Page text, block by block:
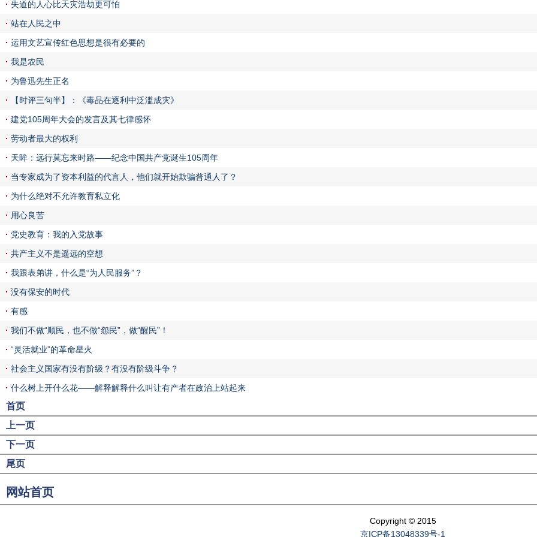
失道的人心比天灾浩劫更可怕
站在人民之中
运用文艺宣传红色思想是很有必要的
我是农民
为鲁迅先生正名
【时评三句半】：《毒品在逐利中泛滥成灾》
建党105周年大会的发言及其七律感怀
劳动者最大的权利
天眸：远行莫忘来时路——纪念中国共产党诞生105周年
当专家成为了资本利益的代言人，他们就开始欺骗普通人了？
为什么绝对不允许教育私立化
用心良苦
党史教育：我的入党故事
共产主义不是遥远的空想
我跟表弟讲，什么是“为人民服务”？
没有保安的时代
有感
我们不做“顺民，也不做“怨民”，做“醒民”！
“灵活就业”的革命星火
社会主义国家有没有阶级？有没有阶级斗争？
什么树上开什么花——解释解释什么叫让有产者在政治上站起来
首页
上一页
下一页
尾页
网站首页
Copyright © 2015
京ICP备13048339号-1